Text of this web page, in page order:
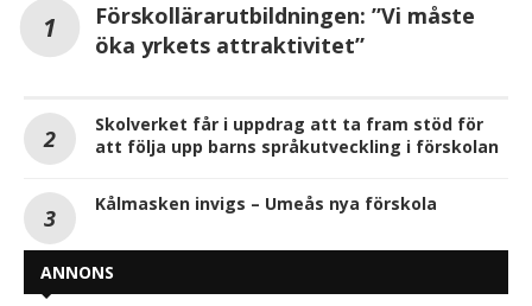
Förskollärarutbildningen: ”Vi måste
öka yrkets attraktivitet”
Skolverket får i uppdrag att ta fram stöd för
att följa upp barns språkutveckling i förskolan
Kålmasken invigs – Umeås nya förskola
ANNONS